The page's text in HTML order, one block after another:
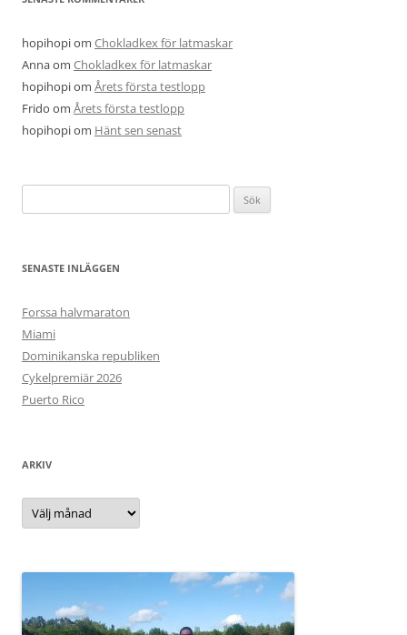
hopihopiom Chokladkex för latmaskar
Annaom Chokladkex för latmaskar
hopihopiom Årets första testlopp
Frido om Årets första testlopp
hopihopiom Hänt sen senast
efter:
SENASTE INLÄGGEN
Forssa halvmaraton
Miami
Dominikanska republiken
Cykelpremiär 2026
Puerto Rico
ARKIV
Arkiv